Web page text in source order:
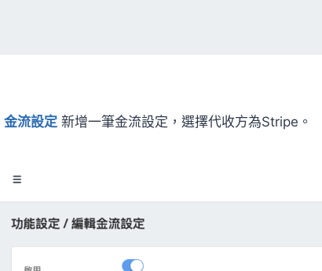
金流設定 新增一筆金流設定，選擇代收方為Stripe。